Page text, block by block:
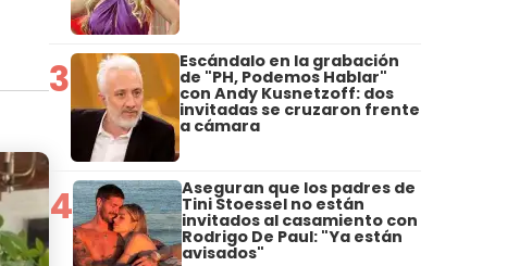
3 Escándalo en la grabación
de "PH, Podemos Hablar"
con Andy Kusnetzoff: dos
invitadas se cruzaron frente
a cámara
4 Aseguran que los padres de
Tini Stoessel no están
invitados al casamiento con
Rodrigo De Paul: "Ya están
avisados"